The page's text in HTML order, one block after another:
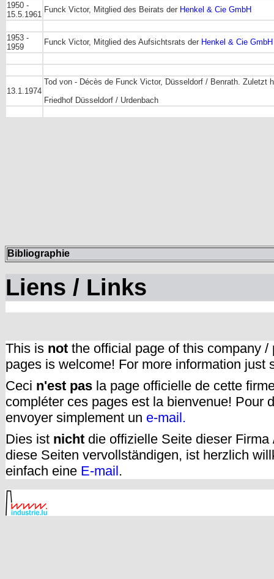
1950 -
15.5.1961
Funck Victor, Mitglied des Beirats der Henkel & Cie GmbH
1953 -
1959
Funck Victor, Mitglied des Aufsichtsrats der Henkel & Cie GmbH
13.1.1974
Tod von - Décès de Funck Victor, Düsseldorf / Benrath. Zuletzt
Friedhof Düsseldorf / Urdenbach
Bibliographie
Liens / Links
This is not the official page of this company
pages is welcome! For more information just
Ceci n'est pas la page officielle de cette
compléter ces pages est la bienvenue! Pour
envoyer simplement un e-mail.
Dies ist nicht die offizielle Seite dieser
diese Seiten vervollständigen, ist herzlich
einfach eine E-mail .